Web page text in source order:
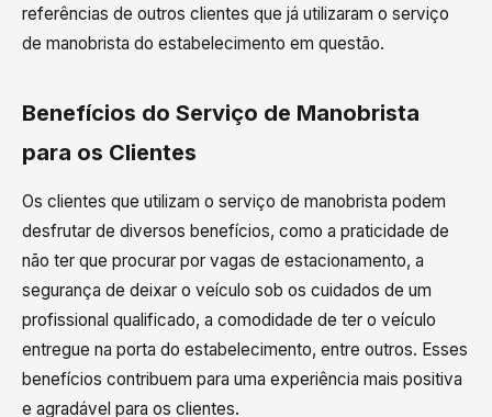
referências de outros clientes que já utilizaram o serviço
de manobrista do estabelecimento em questão.
Benefícios do Serviço de Manobrista
para os Clientes
Os clientes que utilizam o serviço de manobrista podem
desfrutar de diversos benefícios, como a praticidade de
não ter que procurar por vagas de estacionamento, a
segurança de deixar o veículo sob os cuidados de um
profissional qualificado, a comodidade de ter o veículo
entregue na porta do estabelecimento, entre outros. Esses
benefícios contribuem para uma experiência mais positiva
e agradável para os clientes.